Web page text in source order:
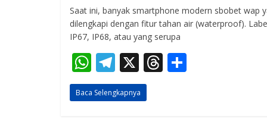
Saat ini, banyak smartphone modern sbobet wap
dilengkapi dengan fitur tahan air (waterproof).
IP67, IP68, atau yang serupa
W
h
at
T
el
e
X T
Baca Selengkapnya